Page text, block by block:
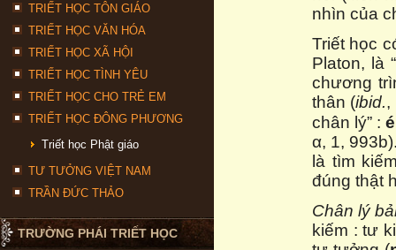
TRIẾT HỌC TÔN GIÁO
TRIẾT HỌC VĂN HÓA
TRIẾT HỌC XÃ HỘI
TRIẾT HỌC TÌNH YÊU
TRIẾT HỌC CHO TRẺ EM
TRIẾT HỌC ĐÔNG PHƯƠNG
Triết học Phật giáo
TƯ TƯỞNG VIỆT NAM
TRẦN ĐỨC THẢO
TRƯỜNG PHÁI TRIẾT HỌC
nhìn của
Triết học
Platon, là
chương
thân (ibid.,
chân lý” :
α, 1,
là tìm
đúng thật
Chân lý
kiếm : tư